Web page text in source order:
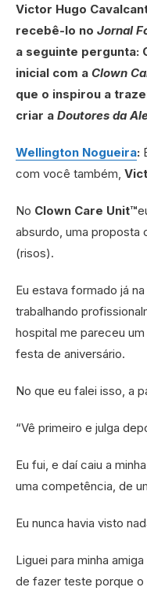
Victor Hugo
recebê-lo no Jornal
a seguinte pergunta:
inicial com a Clown
que o inspirou a
criar a Doutores da
Wellington Nogueira:
com você também,
No Clown Care Unit™
absurdo, uma proposta
(risos).
Eu estava formado já
trabalhando
hospital me pareceu
festa de aniversário.
No que eu falei isso, a
“Vê primeiro e julga
Eu fui, e daí caiu a
uma competência, de
Eu nunca havia visto
Liguei para minha
de fazer teste porque o